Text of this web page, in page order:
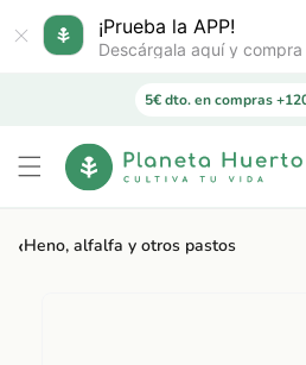
¡Prueba la APP!
Descárgala aquí y
directamente
al contenido
5€ dto. en compras
‹Heno, alfalfa y otros pastos